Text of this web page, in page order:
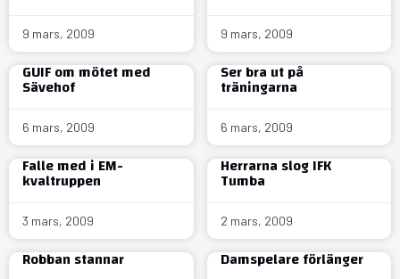
9 mars, 2009 9 mars, 2009
GUIF om mötet med
Sävehof
6 mars, 2009
Ser bra ut på
träningarna
6 mars, 2009
Falle med i EM-
kvaltruppen
3 mars, 2009
Herrarna slog IFK
Tumba
2 mars, 2009
Robban stannar Damspelare förlänger